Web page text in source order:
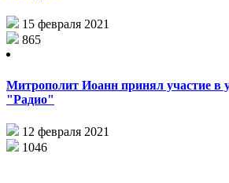
15 февраля 2021
865
Митрополит Иоанн принял участие в
"Радио"
12 февраля 2021
1046